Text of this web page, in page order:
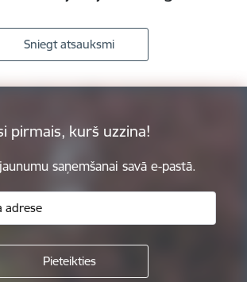
Sniegt atsauksmi
pirmais, kurš uzzina!
saņemšanai savā e-pastā.